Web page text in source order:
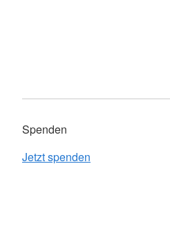
Spenden
Jetzt spenden